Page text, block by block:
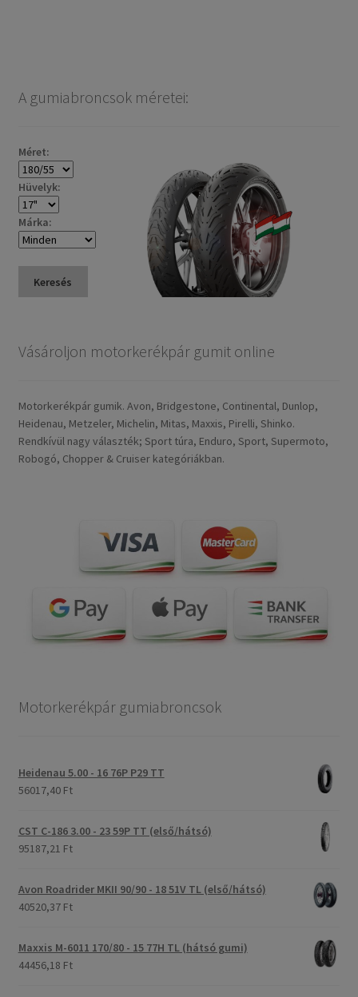
A gumiabroncsok méretei:
Méret:
Hüvelyk:
Márka:
Keresés
Vásároljon motorkerékpár gumit online
Motorkerékpár gumik. Avon, Bridgestone, Continental, Dunlop,
Heidenau, Metzeler, Michelin, Mitas, Maxxis, Pirelli, Shinko.
Rendkívül nagy választék; Sport túra, Enduro, Sport, Supermoto,
Robogó, Chopper & Cruiser kategóriákban.
Motorkerékpár gumiabroncsok
Heidenau 5.00 - 16 76P P29 TT
56017,40 Ft
CST C-186 3.00 - 23 59P TT (első/hátsó)
95187,21 Ft
Avon Roadrider MKII 90/90 - 18 51V TL (első/hátsó)
40520,37 Ft
Maxxis M-6011 170/80 - 15 77H TL (hátsó gumi)
44456,18 Ft